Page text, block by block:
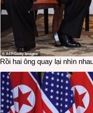
Rồi hai ông quay lại nhìn